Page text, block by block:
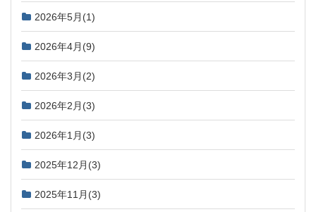
2026年5月 (1)
2026年4月 (9)
2026年3月 (2)
2026年2月 (3)
2026年1月 (3)
2025年12月 (3)
2025年11月 (3)